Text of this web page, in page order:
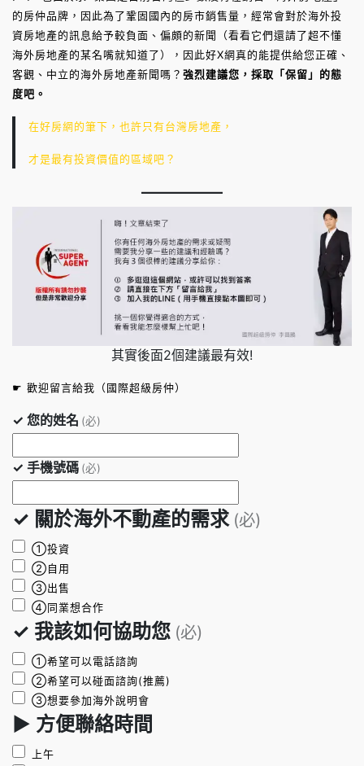
的房仲品牌，因此為了鞏固國內的房市銷售量，經常會對於海外投
資房地產的訊息給予較負面、偏頗的新聞（看看它們還請了超不懂
海外房地產的某名嘴就知道了），因此好X網真的能提供給您正確、
客觀、中立的海外房地產新聞嗎？ 強烈建議您，採取「保留」的態
度吧。
在好房網的筆下，也許只有台灣房地產，
才是最有投資價值的區域吧？
其實後面2個建議最有效!
☛ 歡迎留言給我（國際超級房仲）
✓ 您的姓名 (必)
✓ 手機號碼 (必)
✓ 關於海外不動產的需求 (必)
①投資
②自用
③出售
④同業想合作
✓ 我該如何協助您 (必)
①希望可以電話諮詢
②希望可以碰面諮詢(推薦)
③想要參加海外說明會
► 方便聯絡時間
上午